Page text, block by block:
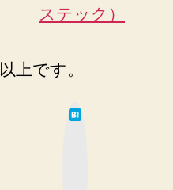
ステック）
以上です。